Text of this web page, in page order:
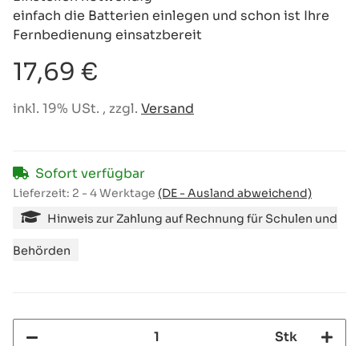
einfach die Batterien einlegen und schon ist Ihre
Fernbedienung einsatzbereit
17,69 €
inkl. 19% USt. , zzgl. Versand
Sofort verfügbar
Lieferzeit: 2 - 4 Werktage (DE - Ausland abweichend)
Hinweis zur Zahlung auf Rechnung für Schulen und
Behörden
Stk